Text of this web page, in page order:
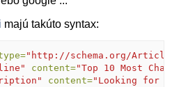
majú takúto syntax:
"http://schema.org/
content="Top 10 Most
content="Looking for